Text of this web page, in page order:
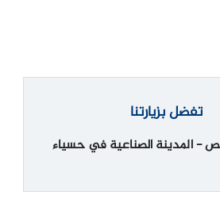
تفضل بزيارتنا
- المدينة الصناعية في حسياء